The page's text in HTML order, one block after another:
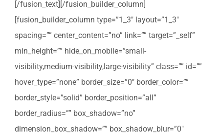
[/fusion_text][/fusion_builder_column]
[fusion_builder_column type=”1_3″ layout=”1_3″
spacing=”” center_content=”no” link=”” target=”_self”
min_height=”” hide_on_mobile=”small-
visibility,medium-visibility,large-visibility” class=”” id=””
hover_type=”none” border_size=”0″ border_color=””
border_style=”solid” border_position=”all”
border_radius=”” box_shadow=”no”
dimension_box_shadow=”” box_shadow_blur=”0″